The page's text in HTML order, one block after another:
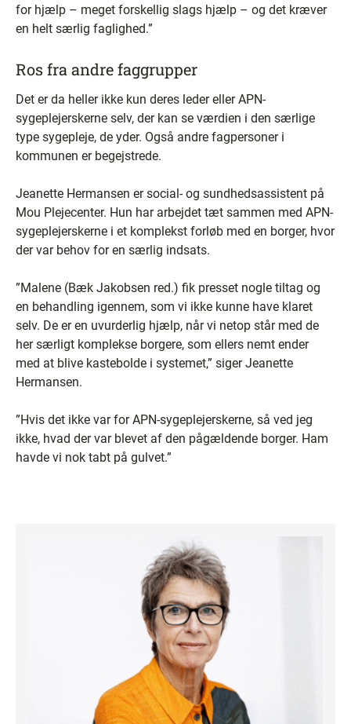
for hjælp – meget forskellig slags hjælp – og det kræver
en helt særlig faglighed.”
Ros fra andre faggrupper
Det er da heller ikke kun deres leder eller APN-
sygeplejerskerne selv, der kan se værdien i den særlige
type sygepleje, de yder. Også andre fagpersoner i
kommunen er begejstrede.
Jeanette Hermansen er social- og sundhedsassistent på
Mou Plejecenter. Hun har arbejdet tæt sammen med APN-
sygeplejerskerne i et komplekst forløb med en borger, hvor
der var behov for en særlig indsats.
”Malene (Bæk Jakobsen red.) fik presset nogle tiltag og
en behandling igennem, som vi ikke kunne have klaret
selv. De er en uvurderlig hjælp, når vi netop står med de
her særligt komplekse borgere, som ellers nemt ender
med at blive kastebolde i systemet,” siger Jeanette
Hermansen.
”Hvis det ikke var for APN-sygeplejerskerne, så ved jeg
ikke, hvad der var blevet af den pågældende borger. Ham
havde vi nok tabt på gulvet.”